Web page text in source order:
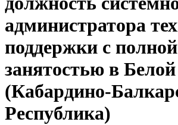
администратора
поддержки с полной
занятостью в
(Кабардино-
Республика)